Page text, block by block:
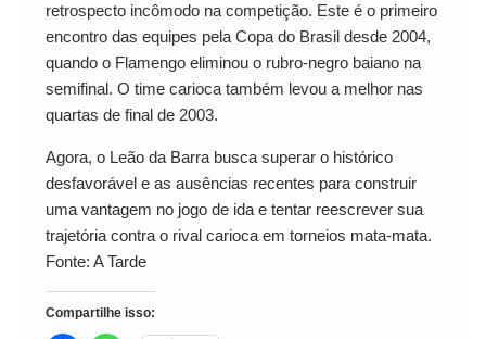
retrospecto incômodo na competição. Este é o primeiro
encontro das equipes pela Copa do Brasil desde 2004,
quando o Flamengo eliminou o rubro-negro baiano na
semifinal. O time carioca também levou a melhor nas
quartas de final de 2003.
Agora, o Leão da Barra busca superar o histórico
desfavorável e as ausências recentes para construir
uma vantagem no jogo de ida e tentar reescrever sua
trajetória contra o rival carioca em torneios mata-mata.
Fonte: A Tarde
Compartilhe isso: